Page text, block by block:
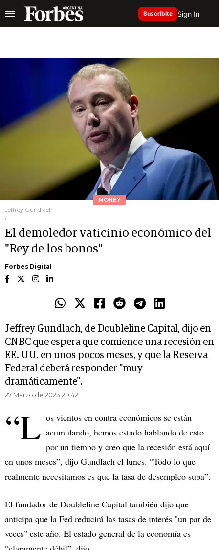
Suscribite Sign In
MONEY
Jeffrey Gundlach
.
El demoledor vaticinio económico del
"Rey de los bonos"
Forbes Digital
Jeffrey Gundlach, de Doubleline Capital, dijo en
CNBC que espera que comience una recesión en
EE. UU. en unos pocos meses, y que la Reserva
Federal deberá responder "muy
dramáticamente".
27 Marzo de 2023 20.42
“L os vientos en contra económicos se están
acumulando, hemos estado hablando de esto
por un tiempo y creo que la recesión está aquí
en unos meses”, dijo Gundlach el lunes. “Todo lo que
realmente necesitamos es que la tasa de desempleo suba”.
El fundador de Doubleline Capital también dijo que
anticipa que la Fed reducirá las tasas de interés "un par de
veces" este año. El estado general de la economía es